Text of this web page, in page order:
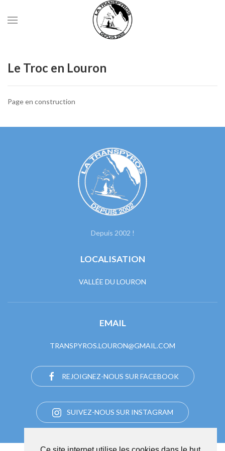
Le Troc en Louron
Page en construction
Depuis 2002 !
LOCALISATION
VALLÉE DU LOURON
EMAIL
TRANSPYROS.LOURON@GMAIL.COM
REJOIGNEZ-NOUS SUR FACEBOOK
SUIVEZ-NOUS SUR INSTAGRAM